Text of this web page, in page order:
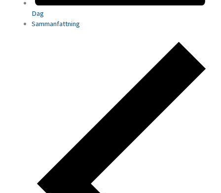
Dag
Sammanfattning